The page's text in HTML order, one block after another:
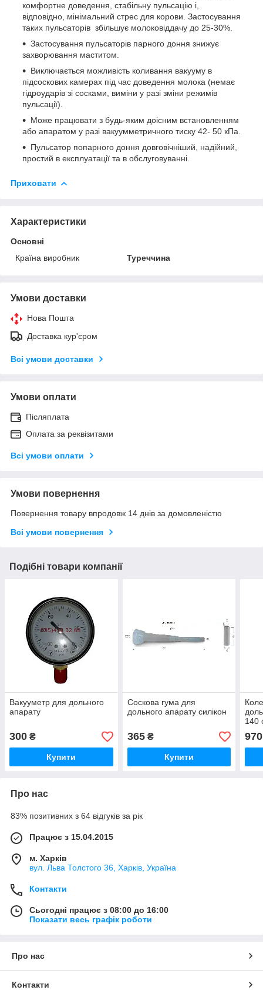
комфортне доведення, стабільну пульсацію і,
відповідно, мінімальний стрес для корови. Застосування
таких пульсаторів збільшує молоковіддачу до 25-30%.
Застосування пульсаторів парного доння знижує
захворювання маститом.
Виключається можливість коливання вакууму в
підсоскових камерах під час доведення молока (немає
гідроударів зі сосками, виміни у разі зміни режимів
пульсації).
Може працювати з будь-яким доісним встановленням
або апаратом у разі вакуумметричного тиску 42- 50 кПа.
Пульсатор попарного доння довговічніший, надійний,
простий в експлуатації та в обслуговуванні.
Приховати
Характеристики
Основні
Країна виробник
Туреччина
Умови доставки
Нова Пошта
Доставка кур'єром
Всі умови доставки
Умови оплати
Післяплата
Оплата за реквізитами
Всі умови оплати
Умови повернення
Повернення товару впродовж 14 днів за домовленістю
Всі умови повернення
Подібні товари компанії
Вакууметр для дольного
апарату
300 ₴
Купити
Соскова гума для
дольного апарату силікон
365₴
Купити
140
970
Про нас
83% позитивних з 64 відгуків за рік
Працює з 15.04.2015
м. Харків
вул. Льва Толстого 36, Харків, Україна
Контакти
Сьогодні працює з 08:00 до 16:00
Показати весь графік роботи
Про нас
Контакти